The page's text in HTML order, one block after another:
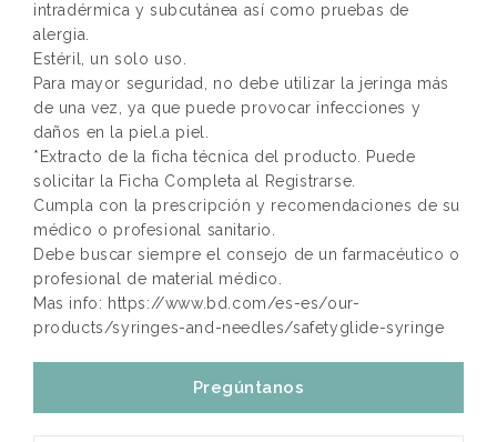
intradérmica y subcutánea así como pruebas de
alergia.
Estéril, un solo uso.
Para mayor seguridad, no debe utilizar la jeringa más
de una vez, ya que puede provocar infecciones y
daños en la piel.a piel.
*Extracto de la ficha técnica del producto. Puede
solicitar la Ficha Completa al Registrarse.
Cumpla con la prescripción y recomendaciones de su
médico o profesional sanitario.
Debe buscar siempre el consejo de un farmacéutico o
profesional de material médico.
Mas info: https://www.bd.com/es-es/our-
products/syringes-and-needles/safetyglide-syringe
Pregúntanos